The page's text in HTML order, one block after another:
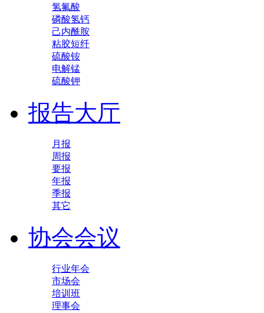
氢氟酸
磷酸氢钙
己内酰胺
粘胶短纤
硫酸铵
电解锰
硫酸钾
报告大厅
月报
周报
要报
年报
季报
其它
协会会议
行业年会
市场会
培训班
理事会